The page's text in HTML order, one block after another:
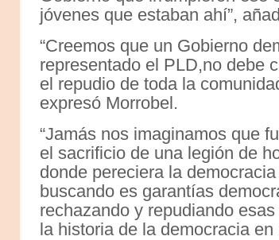
jóvenes que estaban ahí”,
“Creemos que un Gobierno
representado el PLD,no debe
el repudio de toda la
expresó Morrobel.
“Jamás nos imaginamos que
el sacrificio de una legión de
donde pereciera la
buscando es garantías
rechazando y repudiando
la historia de la democracia en